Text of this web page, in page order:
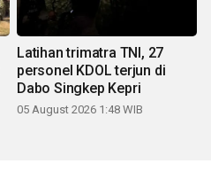
Latihan trimatra TNI, 27
personel KDOL terjun di
Dabo Singkep Kepri
05 August 2026 1:48 WIB